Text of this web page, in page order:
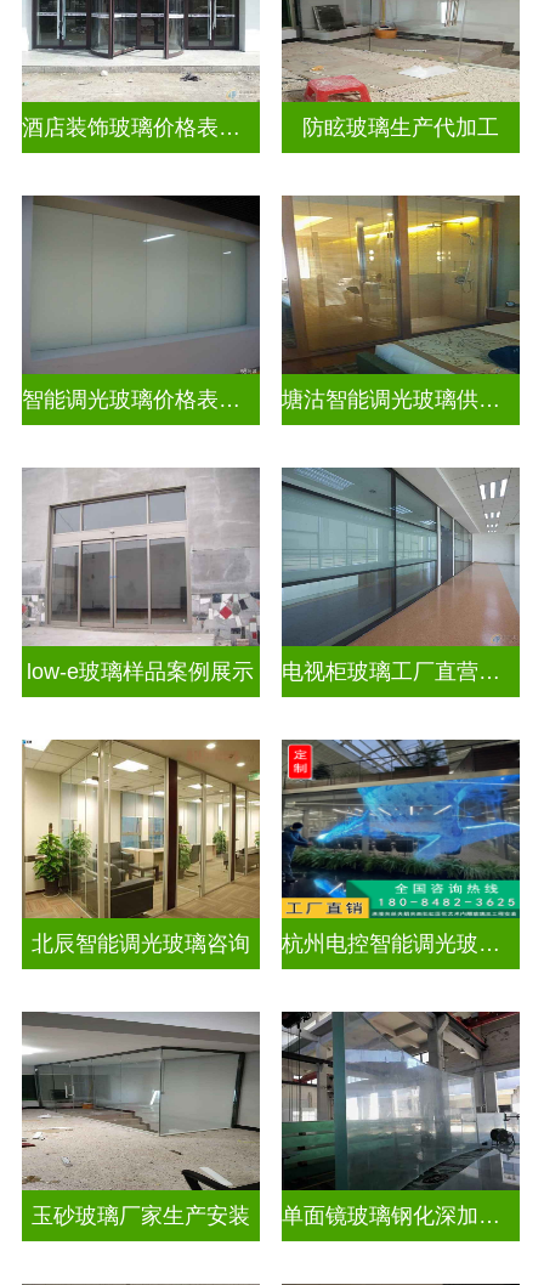
酒店装饰玻璃价格表生产电话 防眩玻璃生产代加工
智能调光玻璃价格表图片及价格 塘沽智能调光玻璃供应商
low-e玻璃样品案例展示 电视柜玻璃工厂直营生产
北辰智能调光玻璃咨询 杭州电控智能调光玻璃厂招聘
玉砂玻璃厂家生产安装 单面镜玻璃钢化深加工玻璃